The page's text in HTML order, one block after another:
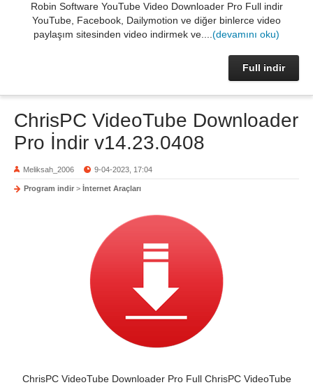
Robin Software YouTube Video Downloader Pro Full indir
YouTube, Facebook, Dailymotion ve diğer binlerce video
paylaşım sitesinden video indirmek ve.... (devamını oku)
Full indir
ChrisPC VideoTube Downloader
Pro İndir v14.23.0408
Meliksah_2006 9-04-2023, 17:04
Program indir > İnternet Araçları
ChrisPC VideoTube Downloader Pro Full ChrisPC VideoTube